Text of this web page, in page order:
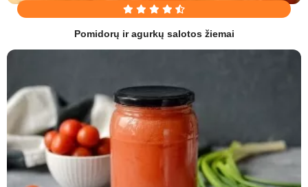
Pomidorų ir agurkų salotos žiemai